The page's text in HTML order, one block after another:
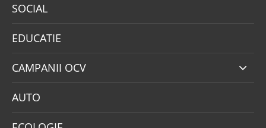
SOCIAL
EDUCATIE
CAMPANII OCV
AUTO